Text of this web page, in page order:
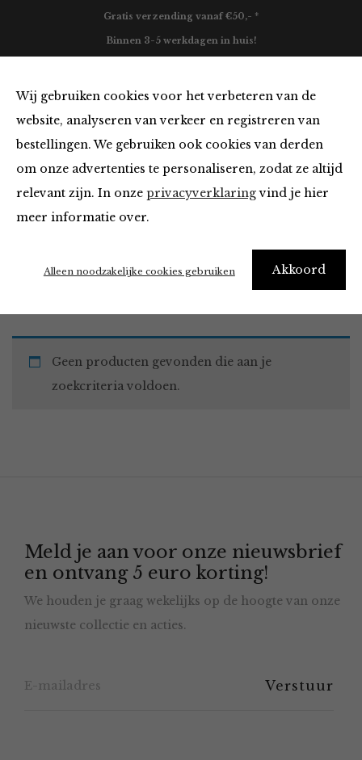
Wij gebruiken cookies voor het verbeteren van de
website, analyseren van verkeer en registreren van
bestellingen. We gebruiken ook cookies van derden
om onze advertenties te personaliseren, zodat ze altijd
relevant zijn. In onze privacyverklaringvind je hier
meer informatie over.
Akkoord
Alleen noodzakelijke cookies gebruiken
Gratis verzending vanaf €50,- *
Binnen 3-5 werkdagen in huis!
Must Haves
Home Winkel Accessoires Must Haves
Geen producten gevonden die aan je
zoekcriteria voldoen.
Meld je aan voor onze nieuwsbrief
en ontvang 5 euro korting!
We houden je graag wekelijks op de hoogte van onze
nieuwste collectie en acties.